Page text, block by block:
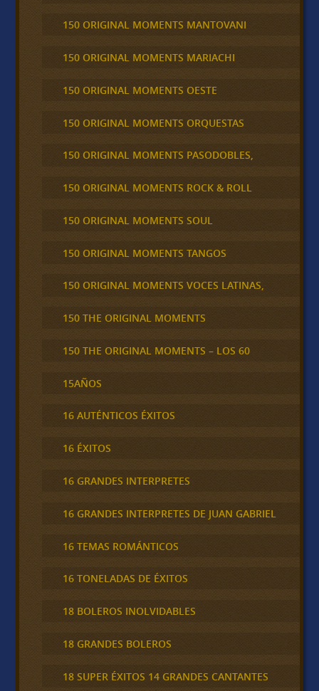
150 ORIGINAL MOMENTS MANTOVANI
150 ORIGINAL MOMENTS MARIACHI
150 ORIGINAL MOMENTS OESTE
150 ORIGINAL MOMENTS ORQUESTAS
150 ORIGINAL MOMENTS PASODOBLES,
150 ORIGINAL MOMENTS ROCK & ROLL
150 ORIGINAL MOMENTS SOUL
150 ORIGINAL MOMENTS TANGOS
150 ORIGINAL MOMENTS VOCES LATINAS,
150 THE ORIGINAL MOMENTS
150 THE ORIGINAL MOMENTS – LOS 60
15AÑOS
16 AUTÉNTICOS ÉXITOS
16 ÉXITOS
16 GRANDES INTERPRETES
16 GRANDES INTERPRETES DE JUAN GABRIEL
16 TEMAS ROMÁNTICOS
16 TONELADAS DE ÉXITOS
18 BOLEROS INOLVIDABLES
18 GRANDES BOLEROS
18 SUPER ÉXITOS 14 GRANDES CANTANTES